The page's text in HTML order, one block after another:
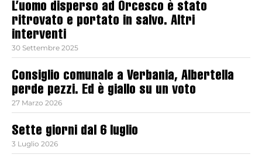
L’uomo disperso ad Orcesco è stato
ritrovato e portato in salvo. Altri
interventi
30 Settembre 2025
Consiglio comunale a Verbania, Albertella
perde pezzi. Ed è giallo su un voto
27 Marzo 2026
Sette giorni dal 6 luglio
3 Luglio 2026